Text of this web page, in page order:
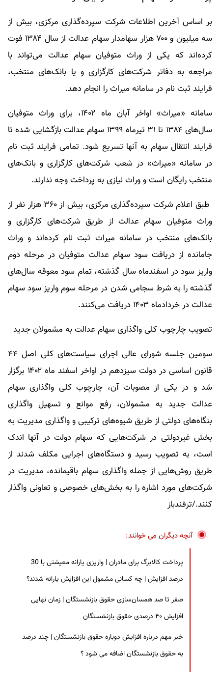
بر اساس آخرین اطلاعات شرکت سپرده‌گذاری مرکزی، بیش از
سه میلیون و ۷۰۰ هزار سهامدار سهام عدالت از سال ۱۳۸۴ فوت
کرده‌اند که یکی از وراث متوفیان سهام عدالت می‌تواند با
مراجعه به دفاتر شرکت‌های کارگزاری و یا بانک‌های منتخب،
فرایند ثبت نام در سامانه میراث را انجام دهد.
سامانه «میراث» اواخر آبان ماه ۱۴۰۲، برای وراث متوفیان
سال‌های ۱۳۸۴ تا ۳۱ تیرماه ۱۳۹۹ سهام عدالت بازگشایی شده تا
فرایند انتقال سهام به آنها تسریع شود. تمامی فرایند ثبت نام
در سامانه «میراث» در شعب شرکت‌های کارگزاری و بانک‌های
منتخب رایگان است و وراث نیازی به پرداخت وجه ندارند.
طبق اعلام شرکت سپرده‌گذاری مرکزی، بیش از ۳۶۰ هزار نفر از
وراث متوفیان سهام عدالت از طریق شرکت‌های کارگزاری و
بانک‌های منتخب در سامانه میراث ثبت نام کرده‌اند و وراث
جامانده از دریافت سود سهام عدالت متوفیان در مرحله دوم
واریز سود در اسفندماه سال گذشته، تمام سود معوقه سال‌های
گذشته را به شرط سجامی شدن در مرحله سوم واریز سود سهام
عدالت در خردادماه ۱۴۰۳ دریافت می‌کنند.
تصویب چارچوب کلی واگذاری سهام عدالت به مشمولان جدید
سومین جلسه شورای‌ عالی اجرای سیاست‌های کلی اصل ۴۴
قانون اساسی در دولت سیزدهم در اواخر اسفند ماه ۱۴۰۲ برگزار
شد و در یکی از مصوبات آن، چارچوب کلی واگذاری سهام
عدالت جدید به مشمولان، رفع موانع و تسهیل واگذاری
بنگاه‌های دولتی از طریق شیوه‌های ترکیبی و واگذاری مدیریت به
بخش غیردولتی در شرکت‌هایی که سهام دولت در آنها اندک
است، به تصویب رسید و دستگاه‌های اجرایی مکلف شدند از
طریق روش‌هایی از جمله واگذاری سهام باقیمانده، مدیریت در
شرکت‌های مورد اشاره را به بخش‌های خصوصی و تعاونی واگذار
کنند./ترفندباز
آنچه دیگران می خوانند:
پرداخت کالابرگ برای مادران | واریزی یارانه معیشتی با 30
درصد افزایش | چه کسانی مشمول این افزایش یارانه شدند؟
صفر تا صد همسان‌سازی حقوق بازنشستگان | زمان نهایی
افزایش ۴۰ درصدی حقوق بازنشستگان
خبر مهم درباره افزایش دوباره حقوق بازنشستگان | چند درصد
به حقوق بازنشستگان اضافه می شود ؟